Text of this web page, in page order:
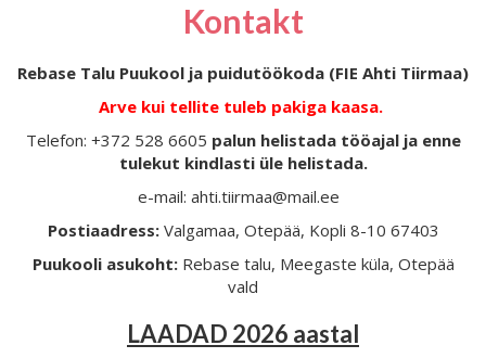
Kontakt
Rebase Talu Puukool ja puidutöökoda (FIE Ahti Tiirmaa)
Arve kui tellite tuleb pakiga kaasa.
Telefon: +372 528 6605 palun helistada tööajal ja enne
tulekut kindlasti üle helistada.
e-mail: ahti.tiirmaa@mail.ee
Postiaadress: Valgamaa, Otepää, Kopli 8-10 67403
Puukooli asukoht: Rebase talu, Meegaste küla, Otepää
vald
LAADAD 2026 aastal